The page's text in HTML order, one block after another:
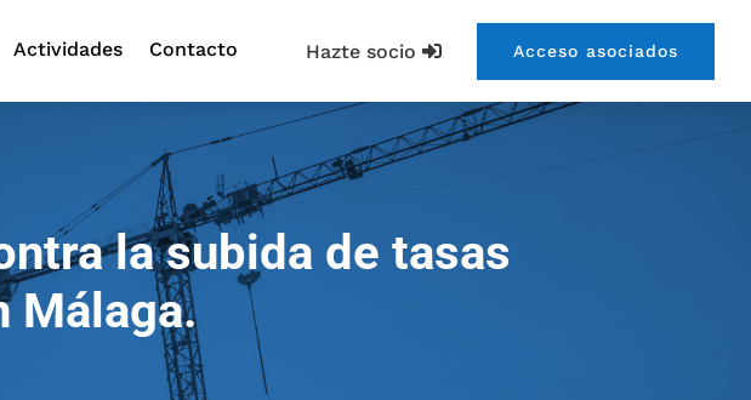
Hazte socio Acceso asociados
Actividades Contacto
la subida de tasas
Málaga.